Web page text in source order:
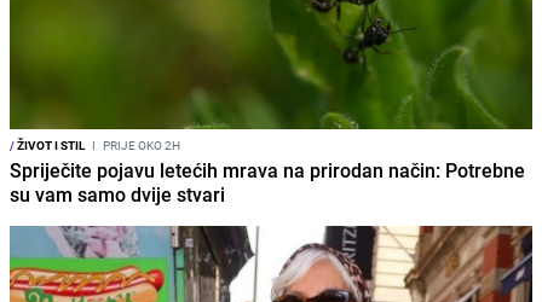
/ŽIVOT I STIL I PRIJE OKO 2H
Spriječite pojavu letećih mrava na prirodan način: Potrebne
su vam samo dvije stvari